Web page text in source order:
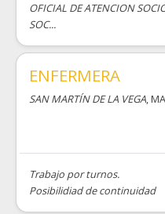
OFICIAL DE ATENCION
SOC...
ENFERMERA
SAN MARTÍN DE LA VEGA,
Trabajo por turnos.
Posibilidiad de continuidad